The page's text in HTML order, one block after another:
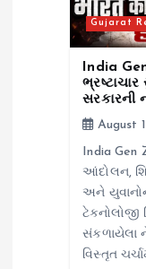
Gujarat
India
સરકારની
August
India Gen
આંદોલન,
અને
ટેક્નોલોજી
સંકળાયેલા
વિસ્તૃત